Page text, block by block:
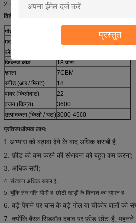
प्रस्तुत
2. अन्य additives के साथ मोटे चारा मिश्रण करने के लिए
विशेष विवरण:
मॉडल संख्या
मद
9 टी टीएमआर मोबाइल फीड मिक्सर
ब्लेड चलाना
फिक्स्ड ब्लेड
18 पीस
क्षमता
7CBM
स्पीड (आर / मिनट)
18
पावर (किलोवाट)
22
वजन (किग्रा)
3600
उत्पादकता (किलो / घंटा)3000-4500
प्रतिस्पर्धात्मक लाभ:
1.अभ्यास को बढ़ावा देने के बाद अधिक शराबी है;
2. फ़ीड को कम करने की संभावना को बहुत कम करना;
3. अधिक सही;
4. संरचना अधिक सरल है;
5. चूंकि तेज गति धीमी है, छोटी खाड़ी के विनाश का दुश्मन है
6. बड़े पैमाने पर घास के बड़े गोल या चौकोर बालों को
7. क्योंकि बैरल सिडवॉल दबाव पर फ़ीड छोटा है,